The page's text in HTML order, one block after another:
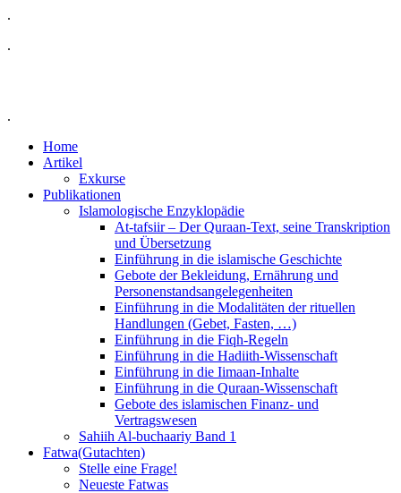
.
.
.
Home
Artikel
Exkurse
Publikationen
Islamologische Enzyklopädie
At-tafsiir – Der Quraan-Text, seine Transkription
und Übersetzung
Einführung in die islamische Geschichte
Gebote der Bekleidung, Ernährung und
Personenstandsangelegenheiten
Einführung in die Modalitäten der rituellen
Handlungen (Gebet, Fasten, …)
Einführung in die Fiqh-Regeln
Einführung in die Hadiith-Wissenschaft
Einführung in die Iimaan-Inhalte
Einführung in die Quraan-Wissenschaft
Gebote des islamischen Finanz- und
Vertragswesen
Sahiih Al-buchaariy Band 1
Fatwa(Gutachten)
Stelle eine Frage!
Neueste Fatwas